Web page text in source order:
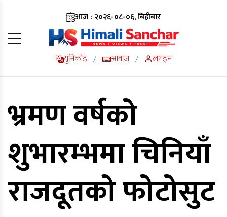
आज : २०२६-०८-०६, बिहीबार
युनिकोड / आवाज / लगइन
भ्रमण वर्षको
शुभारम्भमा चिनियाँ
राजदूतको फोटोसुट